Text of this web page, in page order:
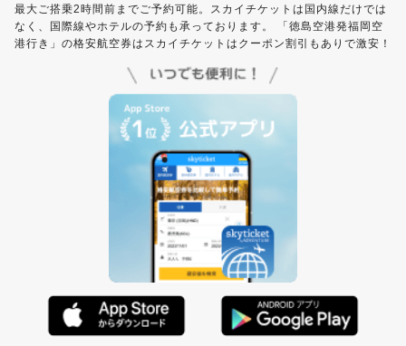
最大ご搭乗2時間前までご予約可能。スカイチケットは国内線だけでは
なく、国際線やホテルの予約も承っております。 「徳島空港発福岡空
港行き」の格安航空券はスカイチケットはクーポン割引もありで激安！